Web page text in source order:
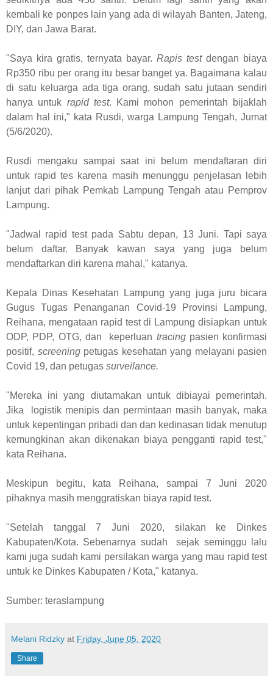
kembali ke ponpes lain yang ada di wilayah Banten, Jateng,
DIY, dan Jawa Barat.
"Saya kira gratis, ternyata bayar. Rapis testdengan biaya
Rp350 ribu per orang itu besar banget ya. Bagaimana kalau
di satu keluarga ada tiga orang, sudah satu jutaan sendiri
hanya untuk rapid test. Kami mohon pemerintah bijaklah
dalam hal ini," kata Rusdi, warga Lampung Tengah, Jumat
(5/6/2020).
Rusdi mengaku sampai saat ini belum mendaftaran diri
untuk rapid tes karena masih menunggu penjelasan lebih
lanjut dari pihak Pemkab Lampung Tengah atau Pemprov
Lampung.
"Jadwal rapid test pada Sabtu depan, 13 Juni. Tapi saya
belum daftar. Banyak kawan saya yang juga belum
mendaftarkan diri karena mahal," katanya.
Kepala Dinas Kesehatan Lampung yang juga juru bicara
Gugus Tugas Penanganan Covid-19 Provinsi Lampung,
Reihana, mengataan rapid test di Lampung disiapkan untuk
ODP, PDP, OTG, dan keperluan tracingpasien konfirmasi
positif, screeningpetugas kesehatan yang melayani pasien
Covid 19, dan petugas surveilance.
"Mereka ini yang diutamakan untuk dibiayai pemerintah.
Jika logistik menipis dan permintaan masih banyak, maka
untuk kepentingan pribadi dan dan kedinasan tidak menutup
kemungkinan akan dikenakan biaya pengganti rapid test,"
kata Reihana.
Meskipun begitu, kata Reihana, sampai 7 Juni 2020
pihaknya masih menggratiskan biaya rapid test.
"Setelah tanggal 7 Juni 2020, silakan ke Dinkes
Kabupaten/Kota. Sebenarnya sudah sejak seminggu lalu
kami juga sudah kami persilakan warga yang mau rapid test
untuk ke Dinkes Kabupaten / Kota," katanya.
Sumber: teraslampung
Melani Ridzky at Friday, June 05, 2020
Share